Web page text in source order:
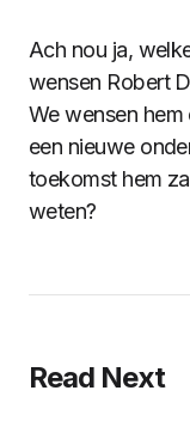
Ach nou ja,
wensen Robert
We wensen
een nieuwe
toekomst hem
weten?
Read Next